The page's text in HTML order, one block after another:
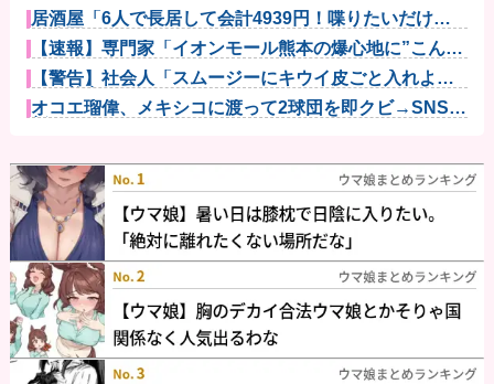
居酒屋「6人で長居して会計4939円！喋りたいだけな
ら公園に...
【速報】専門家「イオンモール熊本の爆心地に”こんな
もの”があ...
【警告】社会人「スムージーにキウイ皮ごと入れよ。
これ美容にい...
オコエ瑠偉、メキシコに渡って2球団を即クビ→SNS更